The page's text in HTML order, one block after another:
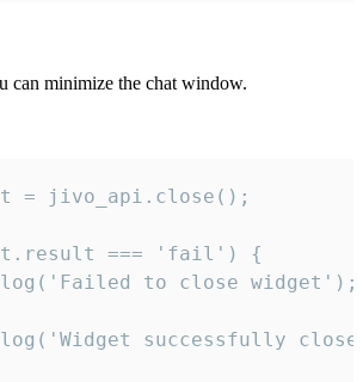
can minimize the chat window.
= jivo_api.close();
=== 'fail') {
to close widget');
successfully